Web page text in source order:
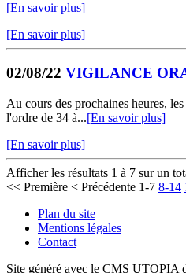
[En savoir plus]
[En savoir plus]
02/08/22 VIGILANCE
Au cours des prochaines heures,
l'ordre de 34 à...[En savoir plus]
[En savoir plus]
Afficher les résultats 1 à 7 sur un
<< Première < Précédente 1-7 8-14
Plan du site
Mentions légales
Contact
Site généré avec le CMS UTOPIA